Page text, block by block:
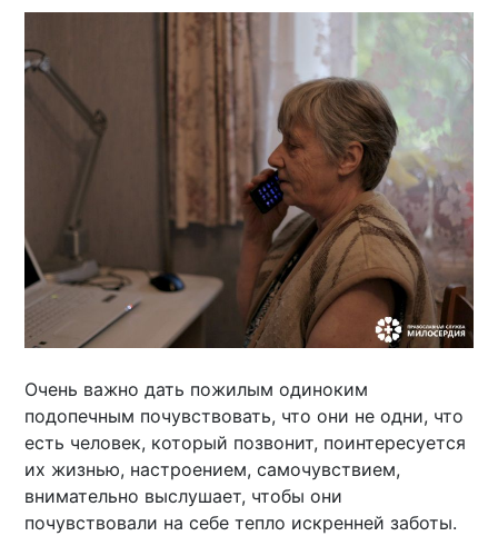
Очень важно дать пожилым одиноким
подопечным почувствовать, что они не одни, что
есть человек, который позвонит, поинтересуется
их жизнью, настроением, самочувствием,
внимательно выслушает, чтобы они
почувствовали на себе тепло искренней заботы.